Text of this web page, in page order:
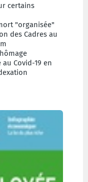
certains
"organisée"
des Cadres au
Covid-19 en